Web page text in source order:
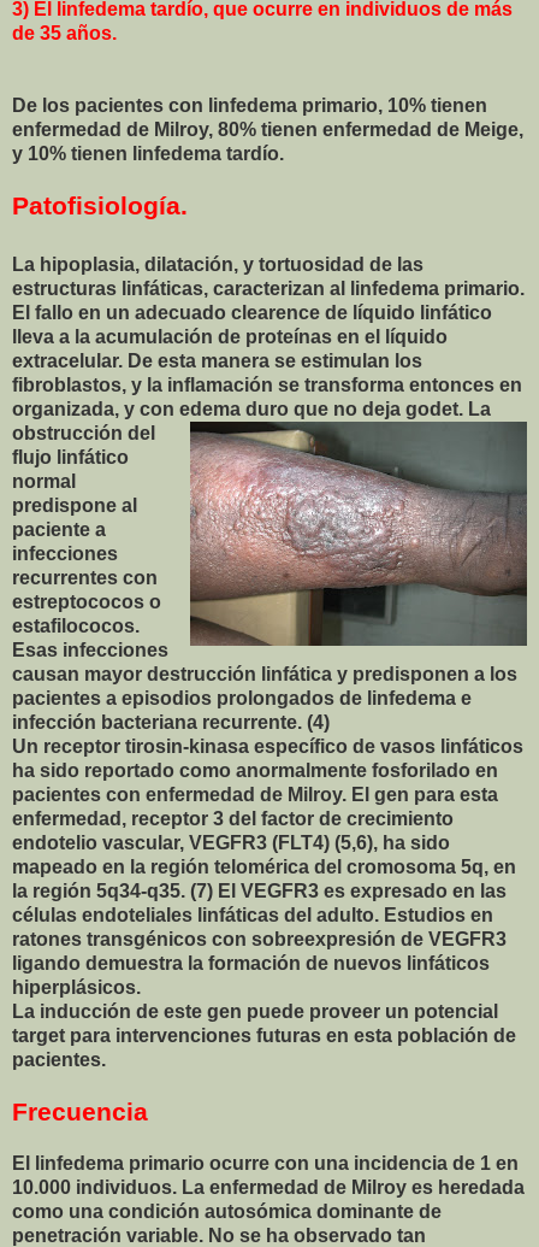
3) El linfedema tardío, que ocurre en individuos de más
de 35 años.
De los pacientes con linfedema primario, 10% tienen
enfermedad de Milroy, 80% tienen enfermedad de Meige,
y 10% tienen linfedema tardío.
Patofisiología.
La hipoplasia, dilatación, y tortuosidad de las
estructuras linfáticas, caracterizan al linfedema primario.
El fallo en un adecuado clearence de líquido linfático
lleva a la acumulación de proteínas en el líquido
extracelular. De esta manera se estimulan los
fibroblastos, y la inflamación se transforma entonces en
organizada, y con edema duro que no deja godet. La
obstrucción del
flujo linfático
normal
predispone al
paciente a
infecciones
recurrentes con
estreptococos o
estafilococos.
Esas infecciones
causan mayor destrucción linfática y predisponen a los
pacientes a episodios prolongados de linfedema e
infección bacteriana recurrente. (4)
Un receptor tirosin-kinasa específico de vasos linfáticos
ha sido reportado como anormalmente fosforilado en
pacientes con enfermedad de Milroy. El gen para esta
enfermedad, receptor 3 del factor de crecimiento
endotelio vascular, VEGFR3 (FLT4) (5,6), ha sido
mapeado en la región telomérica del cromosoma 5q, en
la región 5q34-q35. (7) El VEGFR3 es expresado en las
células endoteliales linfáticas del adulto. Estudios en
ratones transgénicos con sobreexpresión de VEGFR3
ligando demuestra la formación de nuevos linfáticos
hiperplásicos.
La inducción de este gen puede proveer un potencial
target para intervenciones futuras en esta población de
pacientes.
Frecuencia
El linfedema primario ocurre con una incidencia de 1 en
10.000 individuos. La enfermedad de Milroy es heredada
como una condición autosómica dominante de
penetración variable. No se ha observado tan